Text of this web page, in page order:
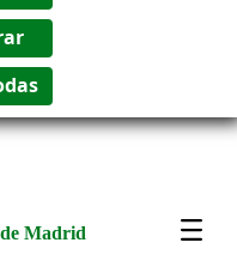
Madrid